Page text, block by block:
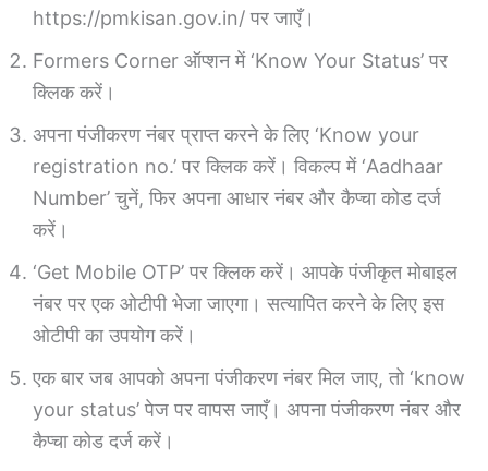
https://pmkisan.gov.in/ पर जाएँ।
Formers Corner ऑप्शन में ‘Know Your Status’ पर
क्लिक करें।
अपना पंजीकरण नंबर प्राप्त करने के लिए ‘Know your
registration no.’ पर क्लिक करें। विकल्प में ‘Aadhaar
Number’ चुनें, फिर अपना आधार नंबर और कैप्चा कोड दर्ज
करें।
‘Get Mobile OTP’ पर क्लिक करें। आपके पंजीकृत मोबाइल
नंबर पर एक ओटीपी भेजा जाएगा। सत्यापित करने के लिए इस
ओटीपी का उपयोग करें।
एक बार जब आपको अपना पंजीकरण नंबर मिल जाए, तो ‘know
your status’ पेज पर वापस जाएँ। अपना पंजीकरण नंबर और
कैप्चा कोड दर्ज करें।